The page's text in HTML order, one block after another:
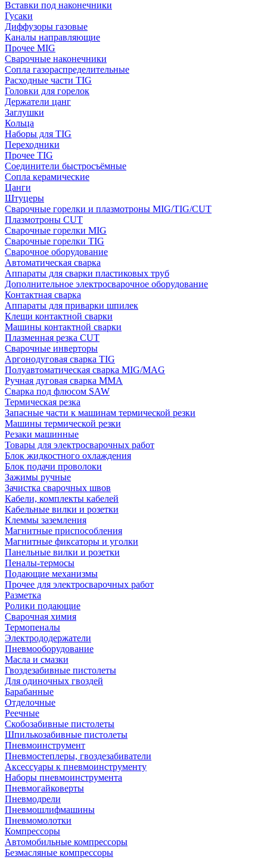
Вставки под наконечники
Гусаки
Диффузоры газовые
Каналы направляющие
Прочее MIG
Сварочные наконечники
Сопла газораспределительные
Расходные части TIG
Головки для горелок
Держатели цанг
Заглушки
Кольца
Наборы для TIG
Переходники
Прочее TIG
Соединители быстросъёмные
Сопла керамические
Цанги
Штуцеры
Сварочные горелки и плазмотроны MIG/TIG/CUT
Плазмотроны CUT
Сварочные горелки MIG
Сварочные горелки TIG
Сварочное оборудование
Автоматическая сварка
Аппараты для сварки пластиковых труб
Дополнительное электросварочное оборудование
Контактная сварка
Аппараты для приварки шпилек
Клещи контактной сварки
Машины контактной сварки
Плазменная резка CUT
Сварочные инверторы
Аргонодуговая сварка TIG
Полуавтоматическая сварка MIG/MAG
Ручная дуговая сварка MMA
Сварка под флюсом SAW
Термическая резка
Запасные части к машинам термической резки
Машины термической резки
Резаки машинные
Товары для электросварочных работ
Блок жидкостного охлаждения
Блок подачи проволоки
Зажимы ручные
Зачистка сварочных швов
Кабели, комплекты кабелей
Кабельные вилки и розетки
Клеммы заземления
Магнитные приспособления
Магнитные фиксаторы и уголки
Панельные вилки и розетки
Пеналы-термосы
Подающие механизмы
Прочее для электросварочных работ
Разметка
Ролики подающие
Сварочная химия
Термопеналы
Электрододержатели
Пневмооборудование
Масла и смазки
Гвоздезабивные пистолеты
Для одиночных гвоздей
Барабанные
Отделочные
Реечные
Скобозабивные пистолеты
Шпилькозабивные пистолеты
Пневмоинструмент
Пневмостеплеры, гвоздезабиватели
Аксессуары к пневмоинструменту
Наборы пневмоинструмента
Пневмогайковерты
Пневмодрели
Пневмошлифмашины
Пневмомолотки
Компрессоры
Автомобильные компрессоры
Безмасляные компрессоры